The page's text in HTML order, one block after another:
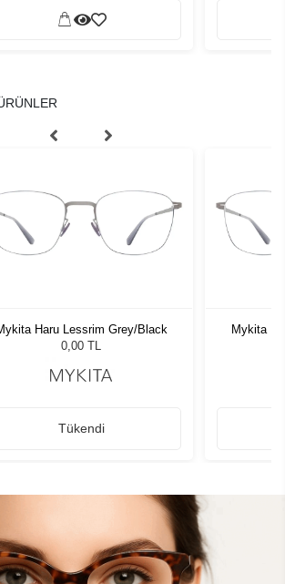
Haru Lessrim Grey/Black
0,00 TL
Tükendi
Mykita